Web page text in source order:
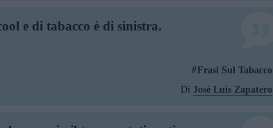
e di tabacco è di sinistra.
Frasi Sul Tabacco
Di José Luis Zapatero